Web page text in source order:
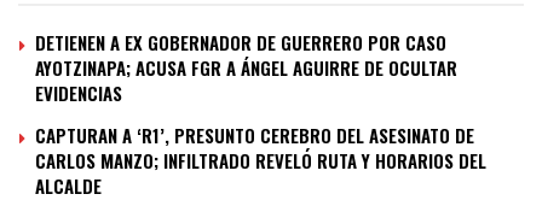
DETIENEN A EX GOBERNADOR DE GUERRERO POR CASO
AYOTZINAPA; ACUSA FGR A ÁNGEL AGUIRRE DE OCULTAR
EVIDENCIAS
CAPTURAN A ‘R1’, PRESUNTO CEREBRO DEL ASESINATO DE
CARLOS MANZO; INFILTRADO REVELÓ RUTA Y HORARIOS DEL
ALCALDE